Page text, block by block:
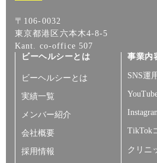
〒106-0032
東京都港区六本木4-8-5
Kant. co-office 507
ビーヘルシーとは
ビーヘルシーとは
実績一覧
メンバー紹介
会社概要
採用情報
事業内
SNS運
TikTok
クリニ